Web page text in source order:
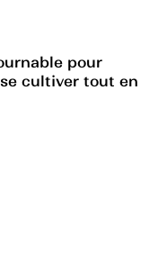
pour
cultiver tout en